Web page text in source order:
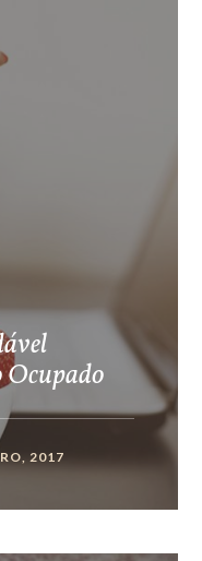
2017